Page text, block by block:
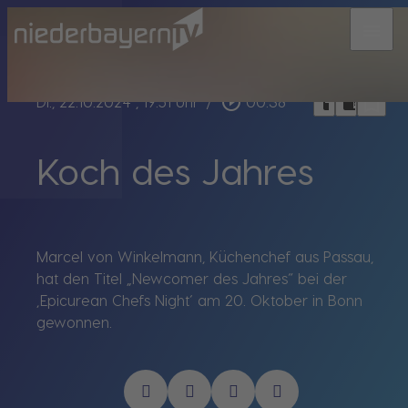
Di., 22.10.2024, 19:51 Uhr / play_circle_outline 00:38 headphoneschrome_reader_modebookmark_border
Koch des Jahres
Marcel von Winkelmann, Küchenchef aus Passau,
hat den Titel „Newcomer des Jahres“ bei der
‚Epicurean Chefs Night‘ am 20. Oktober in Bonn
gewonnen.